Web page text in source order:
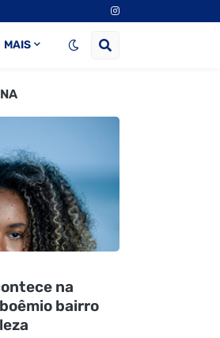
MAIS
na
bairro